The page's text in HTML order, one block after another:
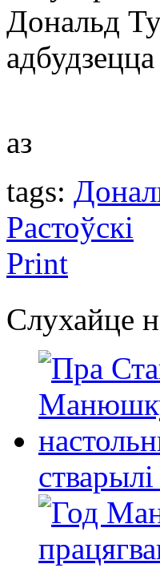
Дональд
аз
tags:
Растоўскі
Print
Слухайце